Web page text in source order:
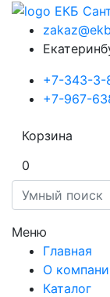
+7-343-3-
+7-967-
Корзина
0
Меню
Главная
О
Каталог